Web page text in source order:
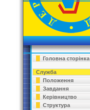
Головна сторінка
Служба
Положення
Завдання
Керівництво
Структура